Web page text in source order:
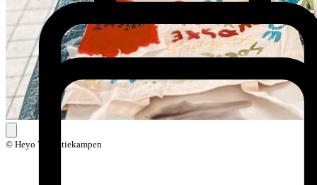
© Heyo Vakantiekampen